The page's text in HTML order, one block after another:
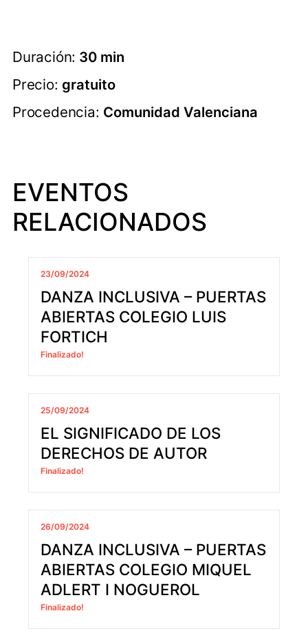
Duración: 30 min
Precio: gratuito
Procedencia: Comunidad Valenciana
EVENTOS
RELACIONADOS
23/09/2024
DANZA INCLUSIVA – PUERTAS
ABIERTAS COLEGIO LUIS
FORTICH
Finalizado!
25/09/2024
EL SIGNIFICADO DE LOS
DERECHOS DE AUTOR
Finalizado!
26/09/2024
DANZA INCLUSIVA – PUERTAS
ABIERTAS COLEGIO MIQUEL
ADLERT I NOGUEROL
Finalizado!